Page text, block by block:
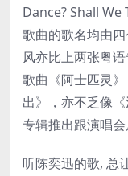
Dance? Shall We
歌曲的歌名均由
风亦比上两张粤
歌曲《阿士匹灵
出》，亦不乏像
专辑推出跟演唱会
听陈奕迅的歌, 总